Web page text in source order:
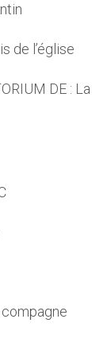
de l’église
DE : La
compagne